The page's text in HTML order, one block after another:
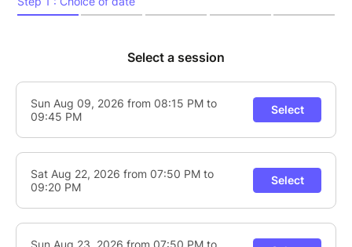
!
INFOS PRATIQUES :
les bureaux d'accueil de Tourisme Côte des
Légendes à Meneham, Brignogan et Lesneven
> Activité accessible dès 7 ans
> Durée : 1h30
> La présence d'un adulte est demandée avec des
participants de moins de 14 ans